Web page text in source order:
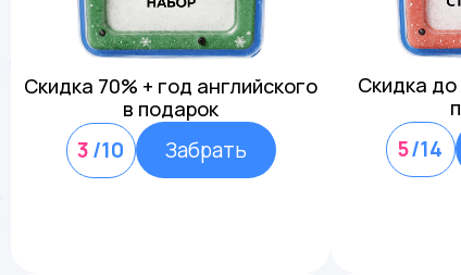
Скидка 70% + год английского
в подарок
3/10 Забрать
Скидка до
5/14